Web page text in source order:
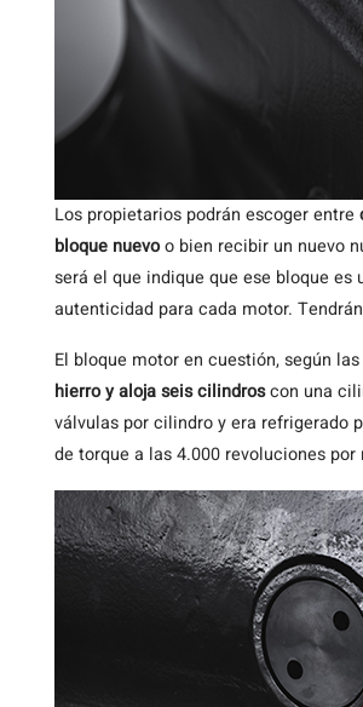
Los propietarios podrán escoger entre
bloque nuevoo bien recibir un nuevo
será el que indique que ese bloque
autenticidad para cada motor.
El bloque motor en cuestión, según
hierro y aloja seis cilindroscon una
válvulas por cilindro y era refrigerado
de torque a las 4.000 revoluciones por